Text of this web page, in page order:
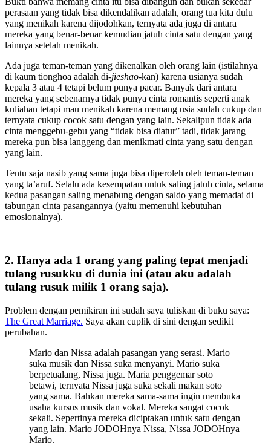
perasaan yang tidak bisa dikendalikan adalah, orang tua kita dulu
yang menikah karena dijodohkan, ternyata ada juga di antara
mereka yang benar-benar kemudian jatuh cinta satu dengan yang
lainnya setelah menikah.
Ada juga teman-teman yang dikenalkan oleh orang lain (istilahnya
di kaum tionghoa adalah di-jieshao-kan) karena usianya sudah
kepala 3 atau 4 tetapi belum punya pacar. Banyak dari antara
mereka yang sebenarnya tidak punya cinta romantis seperti anak
kuliahan tetapi mau menikah karena memang usia sudah cukup dan
ternyata cukup cocok satu dengan yang lain. Sekalipun tidak ada
cinta menggebu-gebu yang “tidak bisa diatur” tadi, tidak jarang
mereka pun bisa langgeng dan menikmati cinta yang satu dengan
yang lain.
Tentu saja nasib yang sama juga bisa diperoleh oleh teman-teman
yang ta’aruf. Selalu ada kesempatan untuk saling jatuh cinta, selama
kedua pasangan saling menabung dengan saldo yang memadai di
tabungan cinta pasangannya (yaitu memenuhi kebutuhan
emosionalnya).
2. Hanya ada 1 orang yang paling tepat menjadi
tulang rusukku di dunia ini (atau aku adalah
tulang rusuk milik 1 orang saja).
Problem dengan pemikiran ini sudah saya tuliskan di buku saya:
The Great Marriage. Saya akan cuplik di sini dengan sedikit
perubahan.
Mario dan Nissa adalah pasangan yang serasi. Mario
suka musik dan Nissa suka menyanyi. Mario suka
berpetualang, Nissa juga. Maria penggemar soto
betawi, ternyata Nissa juga suka sekali makan soto
yang sama. Bahkan mereka sama-sama ingin membuka
usaha kursus musik dan vokal. Mereka sangat cocok
sekali. Sepertinya mereka diciptakan untuk satu dengan
yang lain. Mario JODOHnya Nissa, Nissa JODOHnya
Mario.